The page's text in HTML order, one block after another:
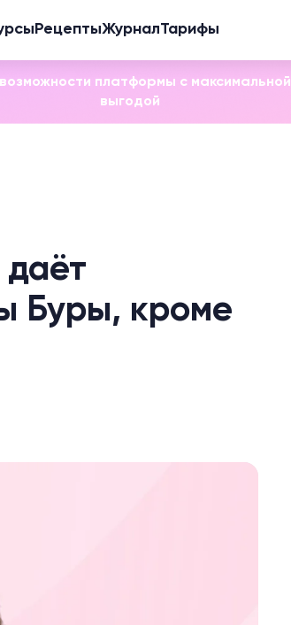
РецептыЖурналТарифы
платформы с максимальной
выгодой
Буры, кроме